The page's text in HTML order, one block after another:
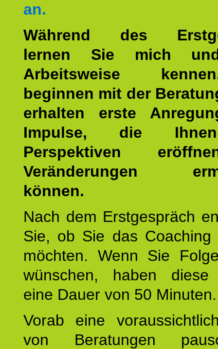
an.
Während des
lernen Sie mich
Arbeitsweise
beginnen mit der
erhalten erste
Impulse, die
Perspektiven
Veränderungen
können.
Nach dem Erstgespräch
Sie, ob Sie das Coaching
möchten. Wenn Sie
wünschen, haben diese
eine Dauer von 50 Minuten.
Vorab eine
von Beratungen